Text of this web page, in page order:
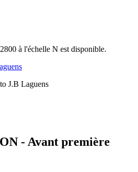
à l'échelle N est disponible.
J.B Laguens
- Avant première